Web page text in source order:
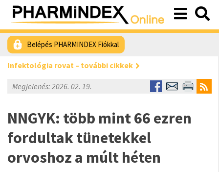
Belépés PHARMINDEX Fiókkal
Infektológia rovat – további cikkek
Megjelenés: 2026. 02. 19.
NNGYK: több mint 66 ezren
fordultak tünetekkel
orvoshoz a múlt héten